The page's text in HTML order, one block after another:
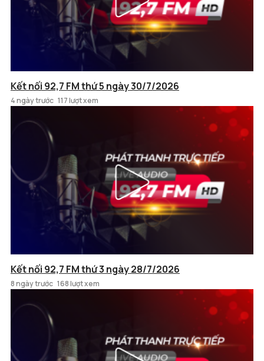
Kết nối 92,7 FM thứ 5 ngày 30/7/2026
4 ngày trước 117 lượt xem
Kết nối 92,7 FM thứ 3 ngày 28/7/2026
8 ngày trước 168 lượt xem